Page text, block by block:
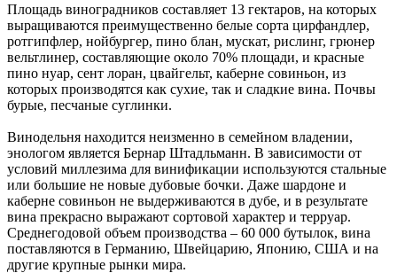
Площадь виноградников составляет 13 гектаров, на которых
выращиваются преимущественно белые сорта цирфандлер,
ротгипфлер, нойбургер, пино блан, мускат, рислинг, грюнер
вельтлинер, составляющие около 70% площади, и красные
пино нуар, сент лоран, цвайгельт, каберне совиньон, из
которых производятся как сухие, так и сладкие вина. Почвы
бурые, песчаные суглинки.
Винодельня находится неизменно в семейном владении,
энологом является Бернар Штадльманн. В зависимости от
условий миллезима для винификации используются стальные
или большие не новые дубовые бочки. Даже шардоне и
каберне совиньон не выдерживаются в дубе, и в результате
вина прекрасно выражают сортовой характер и терруар.
Среднегодовой объем производства – 60 000 бутылок, вина
поставляются в Германию, Швейцарию, Японию, США и на
другие крупные рынки мира.